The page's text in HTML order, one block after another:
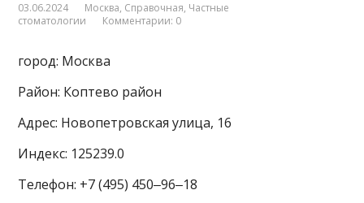
03.06.2024 Москва, Справочная, Частные
стоматологии
Комментарии: 0
город: Москва
Район: Коптево район
Адрес: Новопетровская улица, 16
Индекс: 125239.0
Телефон: +7 (495) 450‒96‒18